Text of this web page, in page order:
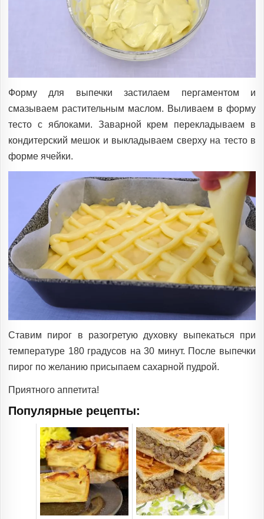
Форму для выпечки застилаем пергаментом и
смазываем растительным маслом. Выливаем в форму
тесто с яблоками. Заварной крем перекладываем в
кондитерский мешок и выкладываем сверху на тесто в
форме ячейки.
Ставим пирог в разогретую духовку выпекаться при
температуре 180 градусов на 30 минут. После выпечки
пирог по желанию присыпаем сахарной пудрой.
Приятного аппетита!
Популярные рецепты: